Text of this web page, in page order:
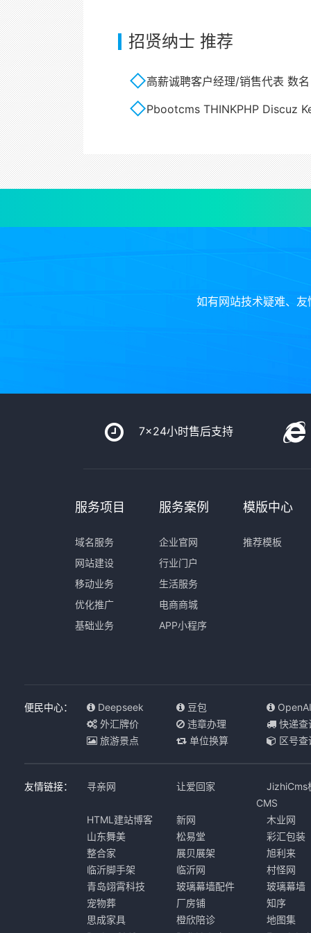
招贤纳士 推荐
高薪诚聘客户经理/销售代表 数名
Pbootcms THINKPHP Discuz
如有网站技术疑难、
7x24小时售后支持
服务项目
域名服务
网站建设
移动业务
优化推广
基础业务
服务案例
企业官网
行业门户
生活服务
电商商城
APP小程序
模版中心
推荐模板
便民中心： Deepseek 豆包 OpenAI
外汇牌价
违章办理 快递查
旅游景点
单位换算 区号查
友情链接： 寻亲网 让爱回家
JizhiCms
CMS
HTML建站博客
新网 木业网
山东舞美
松易堂 彩汇包装
整合家
展贝展架 旭利来
临沂脚手架
临沂网 村怪网
青岛翊霄科技
玻璃幕墙配件 玻璃幕墙
宠物葬
厂房铺 知序
思成家具
橙欣陪诊 地图集